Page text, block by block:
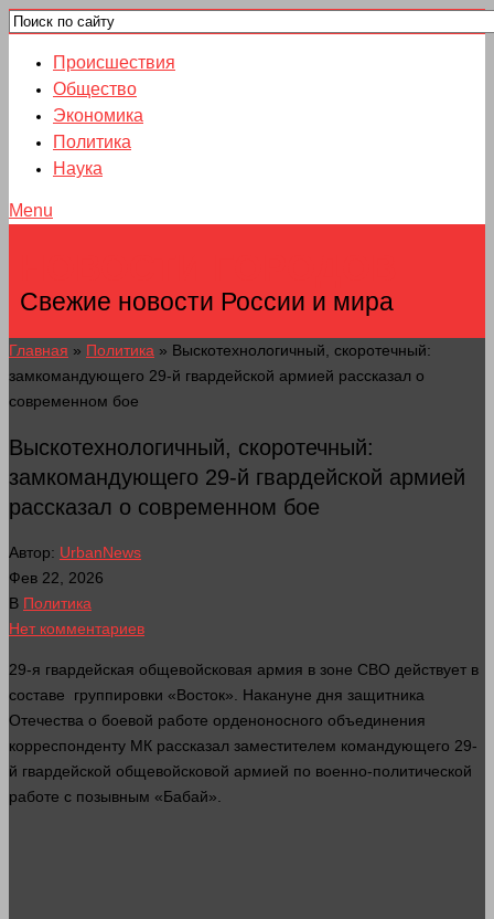
Происшествия
Общество
Экономика
Политика
Наука
Menu
Свежие новости России и мира
Главная » Политика » Выскотехнологичный, скоротечный:
замкомандующего 29-й гвардейской армией рассказал о
современном бое
Выскотехнологичный, скоротечный:
замкомандующего 29-й гвардейской армией
рассказал о современном бое
Автор: UrbanNews
Фев 22, 2026
В Политика
Нет комментариев
29-я гвардейская общевойсковая армия в зоне СВО действует в
составе группировки «Восток». Накануне дня защитника
Отечества о боевой работе орденоносного объединения
корреспонденту МК рассказал заместителем командующего 29-
й гвардейской общевойсковой армией по военно-политической
работе с позывным «Бабай».